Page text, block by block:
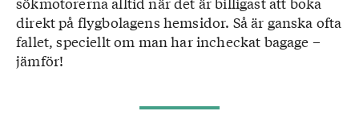
direkt på flygbolagens hemsidor. Så är ganska ofta
fallet, speciellt om man har incheckat bagage –
jämför!